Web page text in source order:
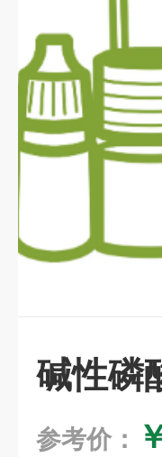
碱性磷
参考价：